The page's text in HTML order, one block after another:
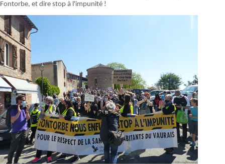
Fontorbe, et dire stop à l'impunité !